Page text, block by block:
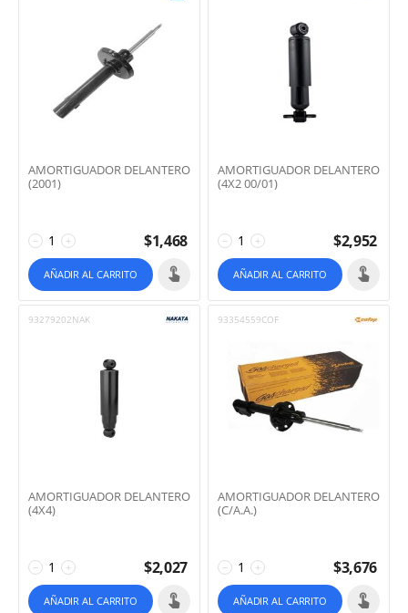
AMORTIGUADOR DELANTERO
(2001)
+
− $1,468
AÑADIR AL CARRITO
AMORTIGUADOR DELANTERO
(4X2 00/01)
+
− $2,952
AÑADIR AL CARRITO
93279202NAK
AMORTIGUADOR DELANTERO
(4X4)
+
− $2,027
AÑADIR AL CARRITO
93354559COF
AMORTIGUADOR DELANTERO
(C/A.A.)
+
− $3,676
AÑADIR AL CARRITO